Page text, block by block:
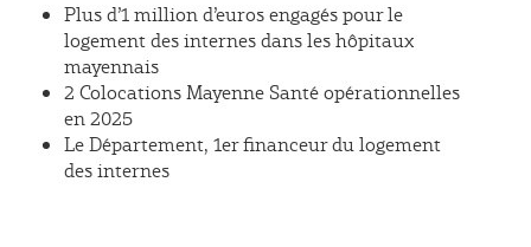
Plus d’1 million d’euros engagés pour le
logement des internes dans les hôpitaux
mayennais
2 Colocations Mayenne Santé opérationnelles
en 2025
Le Département, 1er financeur du logement
des internes